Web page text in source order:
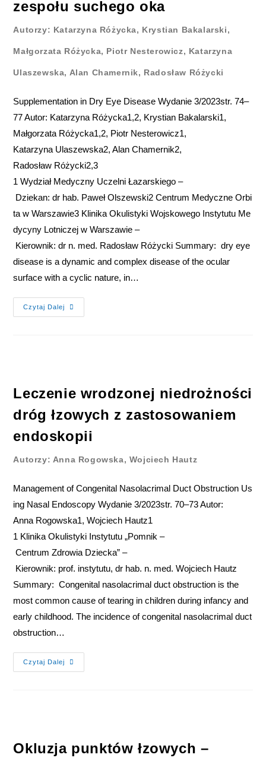
zespołu suchego oka
Autorzy: Katarzyna Różycka, Krystian Bakalarski,
Małgorzata Różycka, Piotr Nesterowicz, Katarzyna
Ulaszewska, Alan Chamernik, Radosław Różycki
Supplementation in Dry Eye Disease Wydanie 3/2023str. 74–
77 Autor: Katarzyna Różycka1,2, Krystian Bakalarski1,
Małgorzata Różycka1,2, Piotr Nesterowicz1,
Katarzyna Ulaszewska2, Alan Chamernik2,
Radosław Różycki2,3
1 Wydział Medyczny Uczelni Łazarskiego –
Dziekan: dr hab. Paweł Olszewski2 Centrum Medyczne Orbi
ta w Warszawie3 Klinika Okulistyki Wojskowego Instytutu Me
dycyny Lotniczej w Warszawie –
Kierownik: dr n. med. Radosław Różycki Summary: dry eye
disease is a dynamic and complex disease of the ocular
surface with a cyclic nature, in…
Czytaj Dalej
Leczenie wrodzonej niedrożności
dróg łzowych z zastosowaniem
endoskopii
Autorzy: Anna Rogowska, Wojciech Hautz
Management of Congenital Nasolacrimal Duct Obstruction Us
ing Nasal Endoscopy Wydanie 3/2023str. 70–73 Autor:
Anna Rogowska1, Wojciech Hautz1
1 Klinika Okulistyki Instytutu „Pomnik –
Centrum Zdrowia Dziecka” –
Kierownik: prof. instytutu, dr hab. n. med. Wojciech Hautz
Summary: Congenital nasolacrimal duct obstruction is the
most common cause of tearing in children during infancy and
early childhood. The incidence of congenital nasolacrimal duct
obstruction…
Czytaj Dalej
Okluzja punktów łzowych –